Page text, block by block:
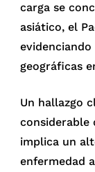
carga se
asiático, el
geográficas
Un hallazgo
considerable
implica un
enfermedad